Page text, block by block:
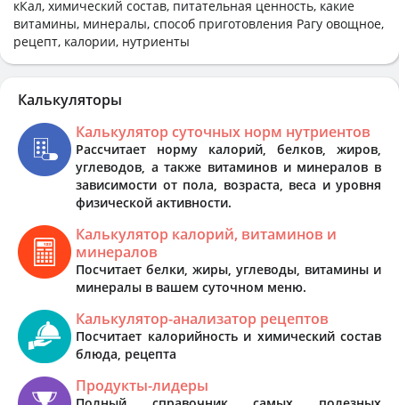
кКал, химический состав, питательная ценность, какие
витамины, минералы, способ приготовления Рагу овощное,
рецепт, калории, нутриенты
Калькуляторы
Калькулятор суточных норм нутриентов
Рассчитает норму калорий, белков, жиров,
углеводов, а также витаминов и минералов в
зависимости от пола, возраста, веса и уровня
физической активности.
Калькулятор калорий, витаминов и
минералов
Посчитает белки, жиры, углеводы, витамины и
минералы в вашем суточном меню.
Калькулятор-анализатор рецептов
Посчитает калорийность и химический состав
блюда, рецепта
Продукты-лидеры